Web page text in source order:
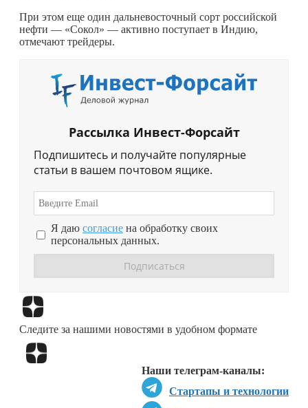
При этом еще один дальневосточный сорт российской
нефти — «Сокол» — активно поступает в Индию,
отмечают трейдеры.
Рассылка Инвест-Форсайт
Подпишитесь и получайте популярные
статьи в вашем почтовом ящике.
Я даю согласие на обработку своих
персональных данных.
Следите за нашими новостями в удобном формате
Наши телеграм-каналы:
Стартапы и технологии